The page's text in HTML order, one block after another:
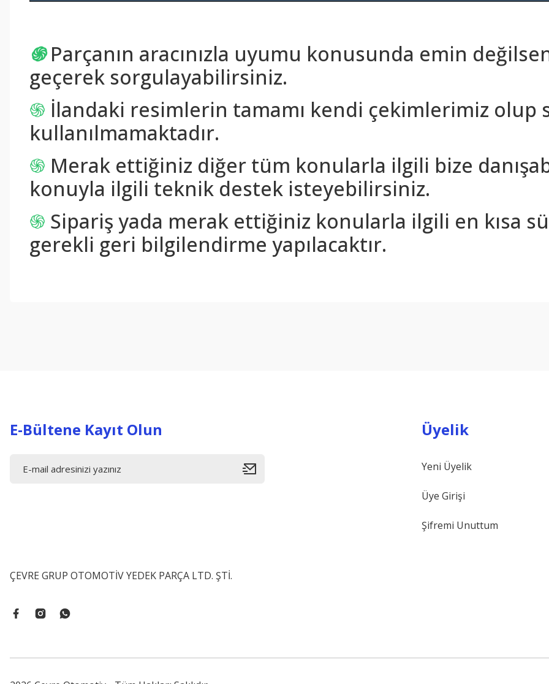
֍ Parçanın aracınızla uyumu konusunda emin
geçerek sorgulayabilirsiniz.
֍ İlandaki resimlerin tamamı kendi çekimlerimiz olup
kullanılmamaktadır.
֍ Merak ettiğiniz diğer tüm konularla ilgili bize
konuyla ilgili teknik destek isteyebilirsiniz.
֍ Sipariş yada merak ettiğiniz konularla ilgili en kısa
gerekli geri bilgilendirme yapılacaktır.
E-Bültene Kayıt Olun
ÇEVRE GRUP OTOMOTİV YEDEK PARÇA LTD. ŞTİ.
Üyelik
Yeni Üyelik
Üye Girişi
Şifremi Unuttum